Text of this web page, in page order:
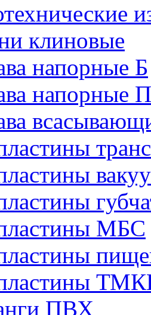
клиновые
напорные Б
напорные П
МБС
ПВХ